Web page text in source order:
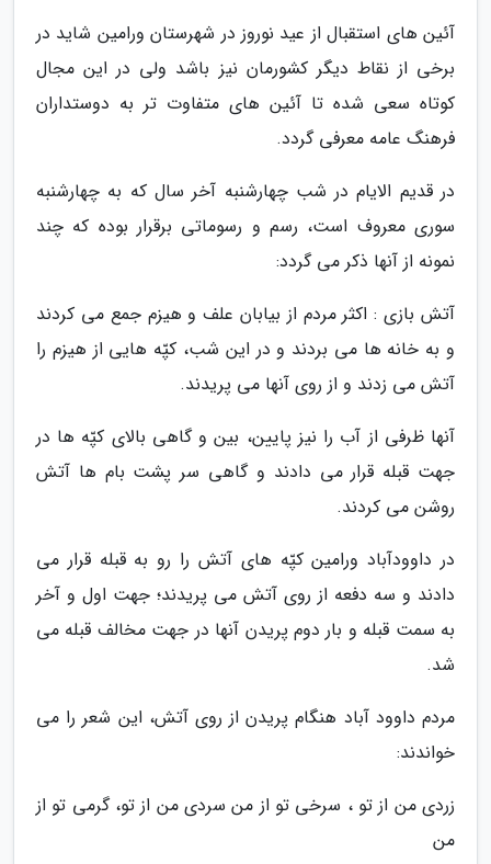
آئین های استقبال از عید نوروز در شهرستان ورامین شاید در
برخی از نقاط دیگر کشورمان نیز باشد ولی در این مجال
کوتاه سعی شده تا آئین های متفاوت تر به دوستداران
فرهنگ عامه معرفی گردد.
در قدیم الایام در شب چهارشنبه آخر سال که به چهارشنبه
سوری معروف است، رسم و رسوماتی برقرار بوده که چند
نمونه از آنها ذکر می گردد:
آتش بازی : اکثر مردم از بیابان علف و هیزم جمع می کردند
و به خانه ها می بردند و در این شب، کپّه هایی از هیزم را
آتش می زدند و از روی آنها می پریدند.
آنها ظرفی از آب را نیز پایین، بین و گاهی بالای کپّه ها در
جهت قبله قرار می دادند و گاهی سر پشت بام ها آتش
روشن می کردند.
در داوودآباد ورامین کپّه های آتش را رو به قبله قرار می
دادند و سه دفعه از روی آتش می پریدند؛ جهت اول و آخر
به سمت قبله و بار دوم پریدن آنها در جهت مخالف قبله می
شد.
مردم داوود آباد هنگام پریدن از روی آتش، این شعر را می
خواندند:
زردی من از تو ، سرخی تو از من سردی من از تو، گرمی تو از
من